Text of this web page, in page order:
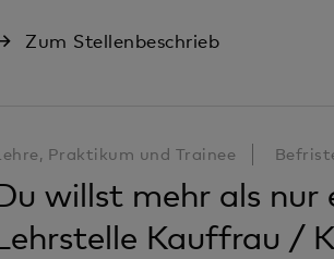
Zum Stellenbeschrieb
Praktikum und Trainee
willst mehr als nur
Kauffrau /